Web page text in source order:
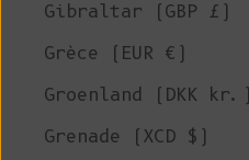
Gibraltar (GBP £)
Grèce (EUR €)
Groenland (DKK kr.)
Grenade (XCD $)